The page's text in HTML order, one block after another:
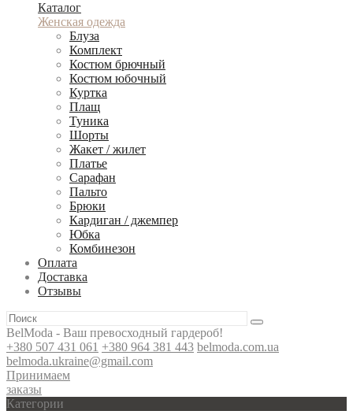
Каталог
Женская одежда
Блуза
Комплект
Костюм брючный
Костюм юбочный
Куртка
Плащ
Туника
Шорты
Жакет / жилет
Платье
Сарафан
Пальто
Брюки
Кардиган / джемпер
Юбка
Комбинезон
Оплата
Доставка
Отзывы
BelModa - Ваш превосходный гардероб!
+380 507 431 061 +380 964 381 443 belmoda.com.ua
belmoda.ukraine@gmail.com
Принимаем
заказы
Категории